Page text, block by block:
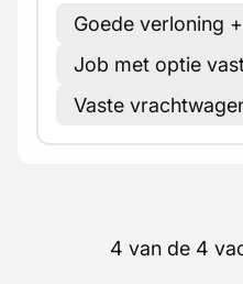
Goede verloning
Job met optie
Vaste
4 van de 4